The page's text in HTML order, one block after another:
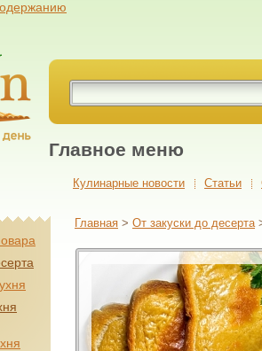
Главное меню
Кулинарные новости Cтатьи
Главная > От закуски до десерта